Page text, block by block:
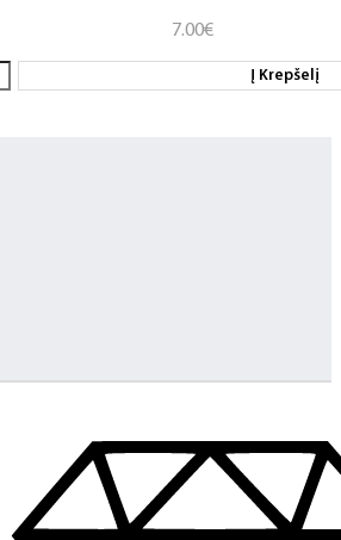
7.00€
Į Krepšelį
ar iškilo problemų su užsakymu, mus